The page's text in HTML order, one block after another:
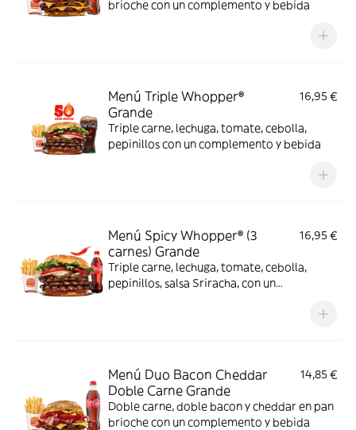
brioche con un complemento y bebida
Menú Triple Whopper®
Grande
16,95 €
Triple carne, lechuga, tomate, cebolla,
pepinillos con un complemento y bebida
Menú Spicy Whopper® (3
carnes) Grande
16,95 €
Triple carne, lechuga, tomate, cebolla,
pepinillos, salsa Sriracha, con un
Menú Duo Bacon Cheddar
Doble Carne Grande
14,85 €
Doble carne, doble bacon y cheddar en pan
brioche con un complemento y bebida